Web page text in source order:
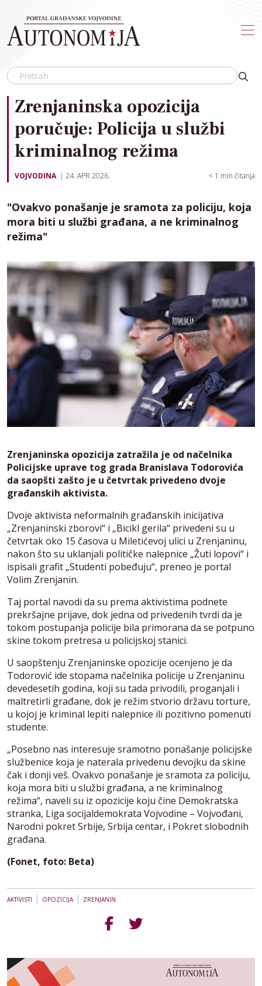
Zrenjaninska opozicija
poručuje: Policija u službi
kriminalnog režima
VOJVODINA 24. APR 2026. < 1 min čitanja
"Ovakvo ponašanje je sramota za policiju, koja
mora biti u službi građana, a ne kriminalnog
režima"
Zrenjaninska opozicija zatražila je od načelnika
Policijske uprave tog grada Branislava Todorovića
da saopšti zašto je u četvrtak privedeno dvoje
građanskih aktivista.
Dvoje aktivista neformalnih građanskih inicijativa
„Zrenjaninski zborovi“ i „Bicikl gerila“ privedeni su u
četvrtak oko 15 časova u Miletićevoj ulici u Zrenjaninu,
nakon što su uklanjali političke nalepnice „Žuti lopovi“ i
ispisali grafit „Studenti pobeđuju“, preneo je portal
Volim Zrenjanin.
Taj portal navodi da su prema aktivistima podnete
prekršajne prijave, dok jedna od privedenih tvrdi da je
tokom postupanja policije bila primorana da se potpuno
skine tokom pretresa u policijskoj stanici.
U saopštenju Zrenjaninske opozicije ocenjeno je da
Todorović ide stopama načelnika policije u Zrenjaninu
devedesetih godina, koji su tada privodili, proganjali i
maltretirli građane, dok je režim stvorio državu torture,
u kojoj je kriminal lepiti nalepnice ili pozitivno pomenuti
studente.
„Posebno nas interesuje sramotno ponašanje policijske
službenice koja je naterala privedenu devojku da skine
čak i donji veš. Ovakvo ponašanje je sramota za policiju,
koja mora biti u službi građana, a ne kriminalnog
režima“, naveli su iz opozicije koju čine Demokratska
stranka, Liga socijaldemokrata Vojvodine – Vojvođani,
Narodni pokret Srbije, Srbija centar, i Pokret slobodnih
građana.
(Fonet, foto: Beta)
AKTIVISTI | OPOZICIJA| ZRENJANIN